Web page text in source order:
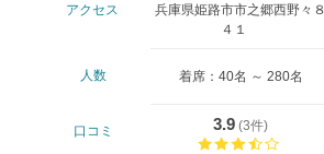
アクセス
兵庫県姫路市市之郷西野々８
４１
人数 着席：40名 ～ 280名
口コミ 3.9 (3件)